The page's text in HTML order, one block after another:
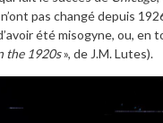
pas changé depuis
été misogyne, ou, en
the 1920s», de J.M. Lutes).